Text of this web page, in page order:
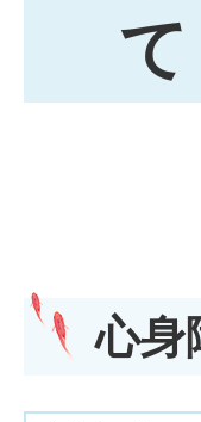
て
心身